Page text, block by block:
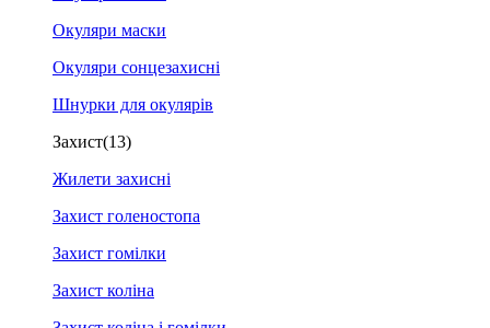
Окуляри маски
Окуляри сонцезахисні
Шнурки для окулярів
Захист(13)
Жилети захисні
Захист голеностопа
Захист гомілки
Захист коліна